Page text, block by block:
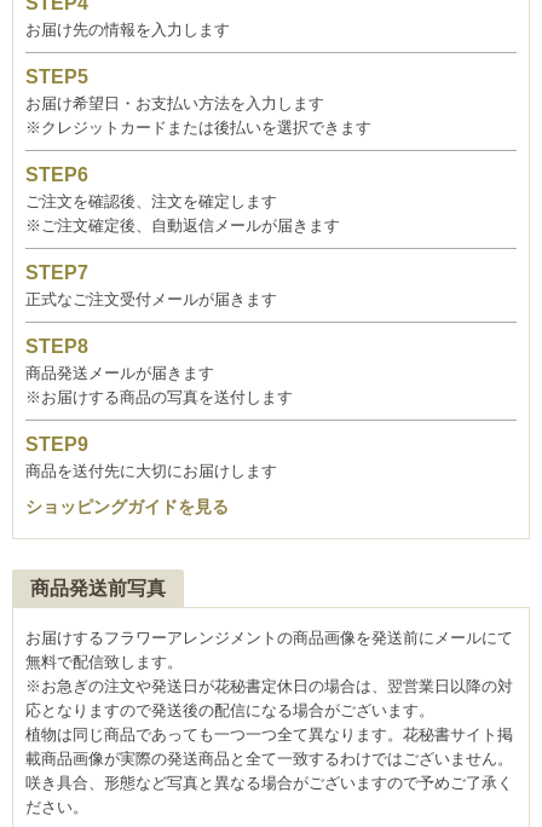
お届け先の情報を入力します
お届け希望日・お支払い方法を入力します
※クレジットカードまたは後払いを選択できます
ご注文を確認後、注文を確定します
※ご注文確定後、自動返信メールが届きます
正式なご注文受付メールが届きます
商品発送メールが届きます
※お届けする商品の写真を送付します
商品を送付先に大切にお届けします
ショッピングガイドを見る
商品発送前写真
お届けするフラワーアレンジメントの商品画像を発送前にメールにて
無料で配信致します。
※お急ぎの注文や発送日が花秘書定休日の場合は、翌営業日以降の対
応となりますので発送後の配信になる場合がございます。
植物は同じ商品であっても一つ一つ全て異なります。花秘書サイト掲
載商品画像が実際の発送商品と全て一致するわけではございません。
咲き具合、形態など写真と異なる場合がございますので予めご了承く
ださい。